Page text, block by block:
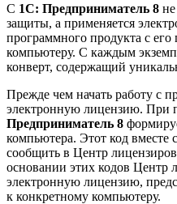
С 1С: Предприниматель 8
защиты, а применяется
программного продукта с
компьютеру. С каждым
конверт, содержащий
Прежде чем начать работу с
электронную лицензию. При
Предприниматель 8
компьютера. Этот код вместе
сообщить в Центр
основании этих кодов Центр
электронную лицензию,
к конкретному компьютеру.